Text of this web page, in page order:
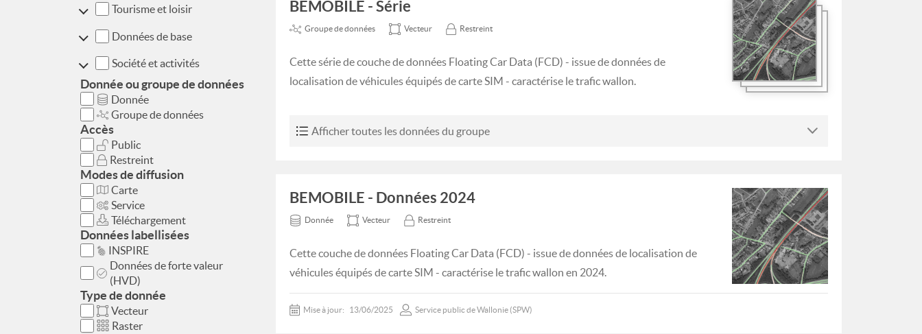
Tourisme et loisir
Données de base
Société et activités
Donnée ou groupe de données
Donnée
Groupe de données
Accès
Public
Restreint
Modes de diffusion
Carte
Service
Téléchargement
Données labellisées
INSPIRE
Données de forte valeur
(HVD)
Type de donnée
Vecteur
Raster
BEMOBILE - Série
Groupe de données Vecteur Restreint
Cette série de couche de données Floating Car Data (FCD) - issue de données de
localisation de véhicules équipés de carte SIM - caractérise le trafic wallon.
Afficher toutes les données du groupe
BEMOBILE - Données 2024
Donnée Vecteur Restreint
Cette couche de données Floating Car Data (FCD) - issue de données de localisation de
véhicules équipés de carte SIM - caractérise le trafic wallon en 2024.
Mise à jour: 13/06/2025 Service public de Wallonie (SPW)